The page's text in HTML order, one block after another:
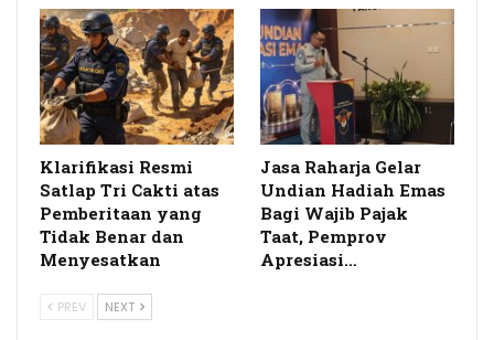
Klarifikasi Resmi
Satlap Tri Cakti atas
Pemberitaan yang
Tidak Benar dan
Menyesatkan
Jasa Raharja Gelar
Undian Hadiah Emas
Bagi Wajib Pajak
Taat, Pemprov
Apresiasi…
PREV NEXT